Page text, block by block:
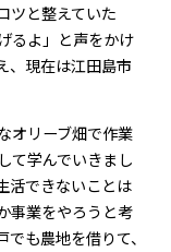
ツと整えていた
るよ」と声をかけ
、現在は江田島市
オリーブ畑で作業
て学んでいきまし
活できないことは
事業をやろうと考
も農地を借りて、